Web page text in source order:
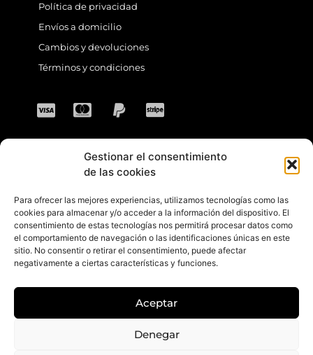
Gestionar el consentimiento
de las cookies
Para ofrecer las mejores experiencias, utilizamos tecnologías como las
cookies para almacenar y/o acceder a la información del dispositivo. El
consentimiento de estas tecnologías nos permitirá procesar datos como
el comportamiento de navegación o las identificaciones únicas en este
sitio. No consentir o retirar el consentimiento, puede afectar
negativamente a ciertas características y funciones.
Aceptar
Denegar
Política de privacidad
Envíos a domicilio
Cambios y devoluciones
Términos y condiciones
CONTACTO
Dirección: C. Sta. María Magdalena, 14,
41701 Dos Hermanas, Sevilla, España
Teléfono +34 694 46 69 91
hs y 17:30 a 20:30 hs. Sábados de 10:30 a
E-mail: contacto@gretacloset.com